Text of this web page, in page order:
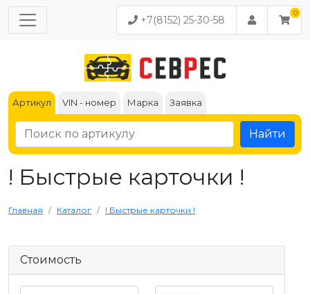
+7(8152) 25-30-58
Артикул VIN - номер Марка Заявка
Найти
! Быстрые карточки !
Главная Каталог ! Быстрые карточки !
Стоимость